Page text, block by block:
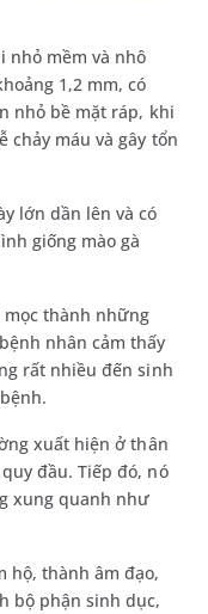
nhỏ mềm và nhô
1,2 mm, có
nhỏ bề mặt ráp, khi
chảy máu và gây tổn
lớn dần lên và có
giống mào gà
thành những
nhân cảm thấy
rất nhiều đến sinh
xuất hiện ở thân
đầu. Tiếp đó, nó
xung quanh như
hộ, thành âm đạo,
bộ phận sinh dục,